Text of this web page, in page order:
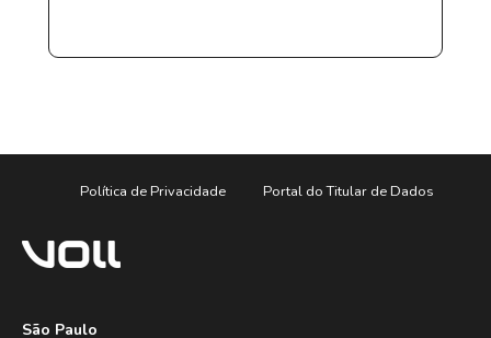
Política de Privacidade Portal do Titular de Dados
São Paulo